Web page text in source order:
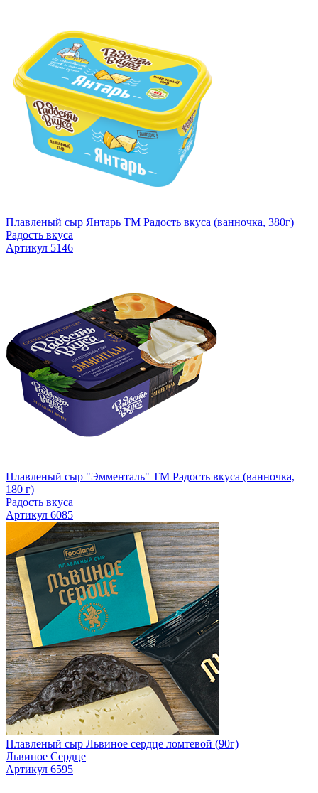
Плавленый сыр Янтарь TM Радость вкуса (ванночка, 380г)
Радость вкуса
Артикул 5146
Плавленый сыр "Эмменталь" ТМ Радость вкуса (ванночка,
180 г)
Радость вкуса
Артикул 6085
Плавленый сыр Львиное сердце ломтевой (90г)
Львиное Сердце
Артикул 6595